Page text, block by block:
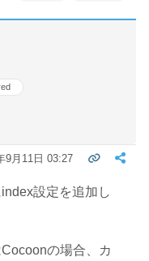
9月11日 03:27
設定を追加し
の場合、カ